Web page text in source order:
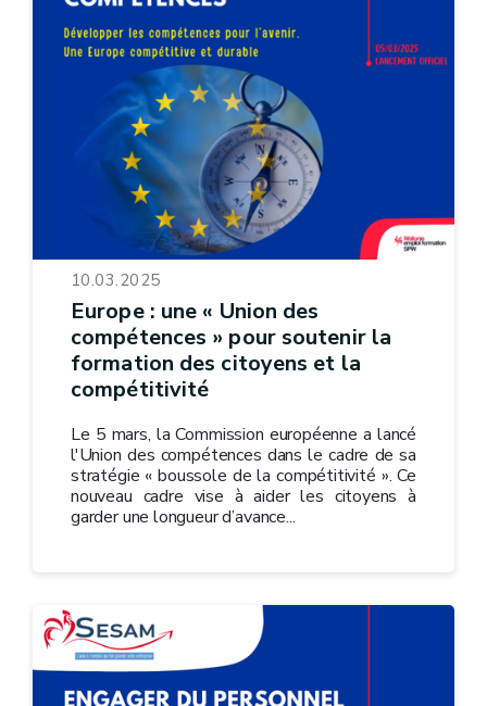
10.03.2025
Europe : une « Union des
compétences » pour soutenir la
formation des citoyens et la
compétitivité
Le 5 mars, la Commission européenne a lancé
l'Union des compétences dans le cadre de sa
stratégie « boussole de la compétitivité ». Ce
nouveau cadre vise à aider les citoyens à
garder une longueur d’avance...